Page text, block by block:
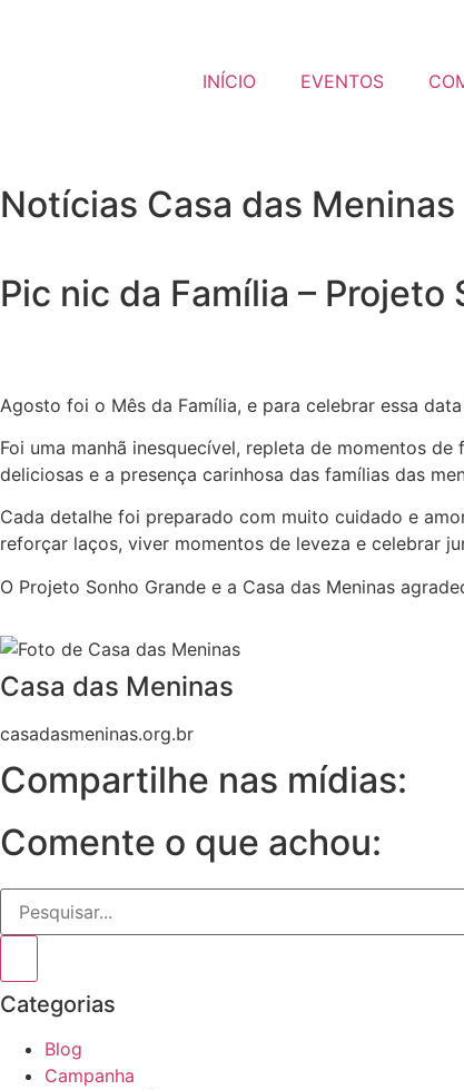
INÍCIO EVENTOS
Notícias Casa das Meninas
Pic nic da Família – Projeto
Agosto foi o Mês da Família, e para celebrar essa
Foi uma manhã inesquecível, repleta de momentos
deliciosas e a presença carinhosa das famílias das
Cada detalhe foi preparado com muito cuidado e
reforçar laços, viver momentos de leveza e celebrar
O Projeto Sonho Grande e a Casa das Meninas
Casa das Meninas
casadasmeninas.org.br
Compartilhe nas mídias:
Comente o que achou:
Categorias
Blog
Campanha